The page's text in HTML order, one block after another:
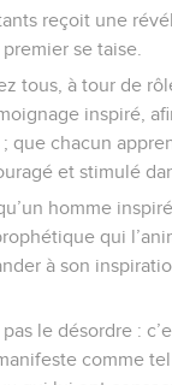
reçoit une
se taise.
tous, à tour de
inspiré,
que chacun
et stimulé
homme
qui
à son
le désordre :
comme